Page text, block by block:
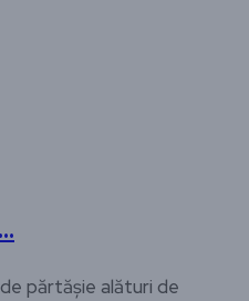
părtășie alături de